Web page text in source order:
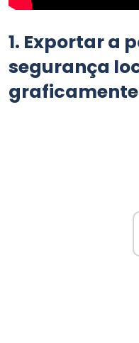
1. Exportar a
segurança
graficamente